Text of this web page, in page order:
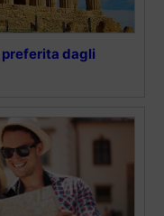
dagli